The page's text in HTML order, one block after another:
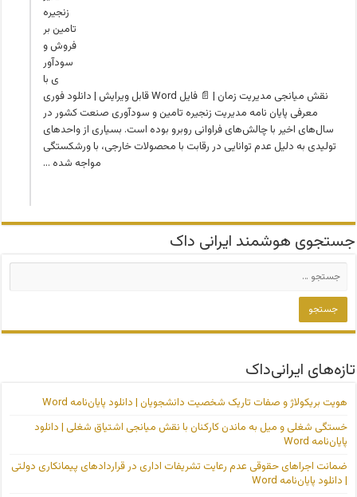
زنجیره
تامین بر
فروش و
سودآور
ی با
نقش میانجی مدیریت زمان | 📄 فایل Word قابل ویرایش | دانلود فوری
معرفی پایان نامه مدیریت زنجیره تامین و سودآوری صنعت کشور در
سال‌های اخیر با چالش‌های فراوانی روبرو بوده است. بسیاری از واحدهای
تولیدی به دلیل عدم توانایی در رقابت با محصولات خارجی، با ورشکستگی
مواجه شده …
جستجوی هوشمند ایرانی داک
تازه‌های ایرانی‌داک
هویت بریکولاژ و صفات تاریک شخصیت دانشجویان | دانلود پایان‌نامه Word
خستگی شغلی و میل به ماندن کارکنان با نقش میانجی اشتیاق شغلی | دانلود
پایان‌نامه Word
ضمانت اجراهای حقوقی عدم رعایت تشریفات اداری در قراردادهای پیمانکاری دولتی
| دانلود پایان‌نامه Word